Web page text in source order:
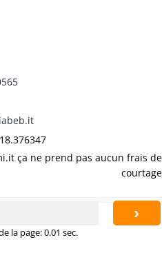
ça ne prend pas aucun frais de
courtage
›
la page: 0.01 sec.